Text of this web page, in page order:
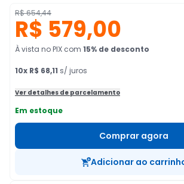
R$ 654,44
R$ 579,00
À vista no PIX com 15% de desconto
10x R$ 68,11 s/ juros
Ver detalhes de parcelamento
Em estoque
Comprar agora
Adicionar ao